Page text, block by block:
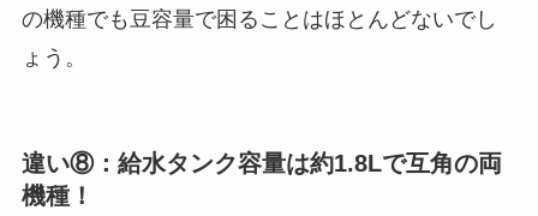
の機種でも豆容量で困ることはほとんどないでし
ょう。
違い⑧：給水タンク容量は約1.8Lで互角の両
機種！